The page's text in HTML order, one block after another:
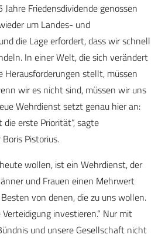
Friedensdividende genossen
um Landes- und
die Lage erfordert, dass wir schnell
In einer Welt, die sich verändert
Herausforderungen stellt, müssen
wir es nicht sind, müssen wir uns
Wehrdienst setzt genau hier an:
erste Priorität“, sagte
Pistorius.
wollen, ist ein Wehrdienst, der
und Frauen einen Mehrwert
von denen, die zu uns wollen.
investieren.“ Nur mit
und unsere Gesellschaft nicht